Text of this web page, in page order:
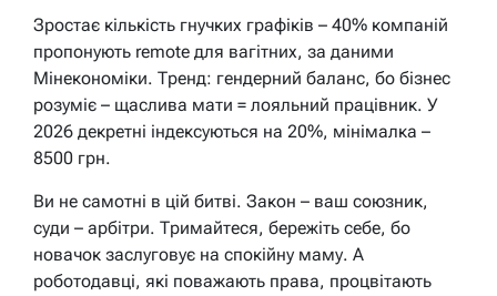
Зростає кількість гнучких графіків – 40% компаній
пропонують remote для вагітних, за даними
Мінекономіки. Тренд: гендерний баланс, бо бізнес
розуміє – щаслива мати = лояльний працівник. У
2026 декретні індексуються на 20%, мінімалка –
8500 грн.
Ви не самотні в цій битві. Закон – ваш союзник,
суди – арбітри. Тримайтеся, бережіть себе, бо
новачок заслуговує на спокійну маму. А
роботодавці, які поважають права, процвітають